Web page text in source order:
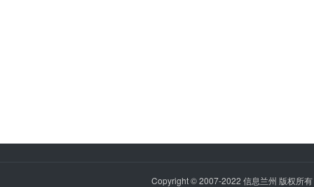
Copyright © 2007-2022 信息兰州 版权所